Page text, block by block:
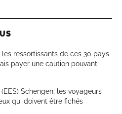
ressortissants de ces 30 pays
payer une caution pouvant
Schengen: les voyageurs
qui doivent être fichés